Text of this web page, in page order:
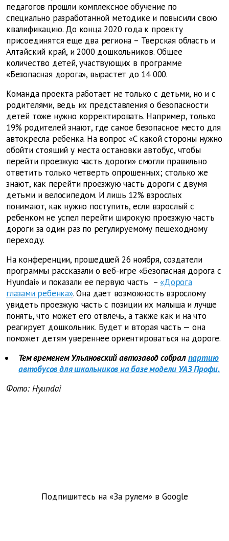
педагогов прошли комплексное обучение по
специально разработанной методике и повысили свою
квалификацию. До конца 2020 года к проекту
присоединятся еще два региона – Тверская область и
Алтайский край, и 2000 дошкольников. Общее
количество детей, участвующих в программе
«Безопасная дорога», вырастет до 14 000.
Команда проекта работает не только с детьми, но и с
родителями, ведь их представления о безопасности
детей тоже нужно корректировать. Например, только
19% родителей знают, где самое безопасное место для
автокресла ребенка. На вопрос «С какой стороны нужно
обойти стоящий у места остановки автобус, чтобы
перейти проезжую часть дороги» смогли правильно
ответить только четверть опрошенных; столько же
знают, как перейти проезжую часть дороги с двумя
детьми и велосипедом. И лишь 12% взрослых
понимают, как нужно поступить, если взрослый с
ребенком не успел перейти широкую проезжую часть
дороги за один раз по регулируемому пешеходному
переходу.
На конференции, прошедшей 26 ноября, создатели
программы рассказали о веб-игре «Безопасная дорога с
Hyundai» и показали ее первую часть – «Дорога
глазами ребенка». Она дает возможность взрослому
увидеть проезжую часть с позиции их малыша и лучше
понять, что может его отвлечь, а также как и на что
реагирует дошкольник. Будет и вторая часть — она
поможет детям увереннее ориентироваться на дороге.
Тем временем Ульяновский автозавод собралпартию
автобусов для школьников на базе модели УАЗ Профи.
Фото: Hyundai
Подпишитесь на «За рулем» в Google